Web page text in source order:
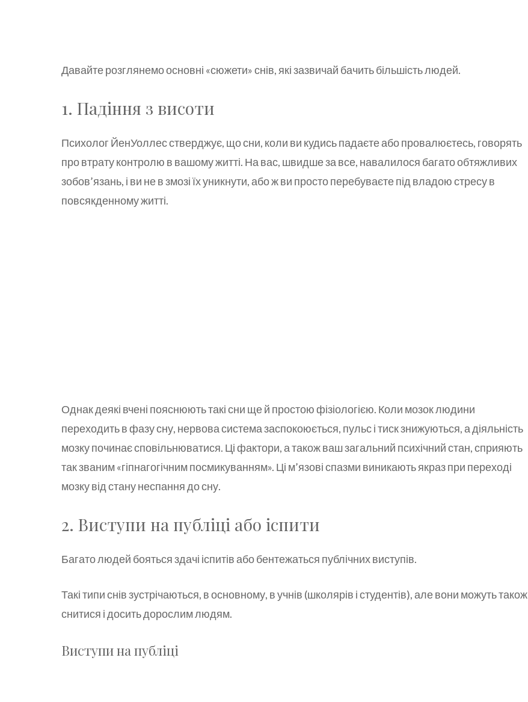
Давайте розглянемо основні «сюжети» снів, які зазвичай бачить більшість людей.
1. Падіння з висоти
Психолог ЙенУоллес стверджує, що сни, коли ви кудись падаєте або провалюєтесь, говорять
про втрату контролю в вашому житті. На вас, швидше за все, навалилося багато обтяжливих
зобов’язань, і ви не в змозі їх уникнути, або ж ви просто перебуваєте під владою стресу в
повсякденному житті.
Однак деякі вчені пояснюють такі сни ще й простою фізіологією. Коли мозок людини
переходить в фазу сну, нервова система заспокоюється, пульс і тиск знижуються, а діяльність
мозку починає сповільнюватися. Ці фактори, а також ваш загальний психічний стан, сприяють
так званим «гіпнагогічним посмикуванням». Ці м’язові спазми виникають якраз при переході
мозку від стану неспання до сну.
2. Виступи на публіці або іспити
Багато людей бояться здачі іспитів або бентежаться публічних виступів.
Такі типи снів зустрічаються, в основному, в учнів (школярів і студентів), але вони можуть також
снитися і досить дорослим людям.
Виступи на публіці